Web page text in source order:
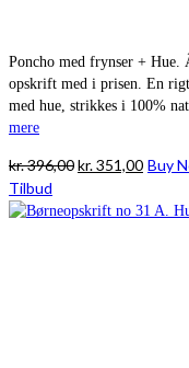
Poncho med frynser + Hue.
opskrift med i prisen. En
med hue, strikkes i 100%
mere
kr.396,00Den
pris
kr.351,00Den
pris
Buy
Tilbud